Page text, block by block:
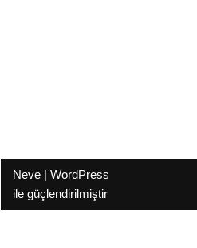
Neve | WordPress
ile güçlendirilmiştir